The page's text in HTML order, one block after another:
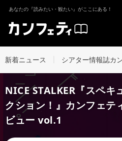
あなたの『読みたい・観たい』がここにある！
新着ニュース シアター情報誌カ
NICE STALKER『スペキ
クション！』カンフェテ
ビュー vol.1